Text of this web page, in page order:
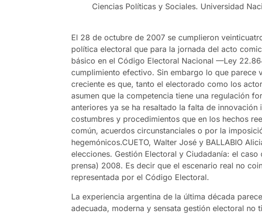
Ciencias Políticas y Sociales. Universidad
El 28 de octubre de 2007 se cumplieron
política electoral que para la jornada del acto
básico en el Código Electoral Nacional —Ley
cumplimiento efectivo. Sin embargo lo que parece
creciente es que, tanto el electorado como los
asumen que la competencia tiene una regulación
anteriores ya se ha resaltado la falta de
costumbres y procedimientos que en los hechos
común, acuerdos circunstanciales o por la
hegemónicos.CUETO, Walter José y BALLABIO
elecciones. Gestión Electoral y Ciudadanía: el caso
prensa) 2008. Es decir que el escenario real no
representada por el Código Electoral.
La experiencia argentina de la última década
adecuada, moderna y sensata gestión electoral no